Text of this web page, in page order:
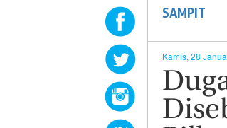
SAMPIT
Kamis, 28